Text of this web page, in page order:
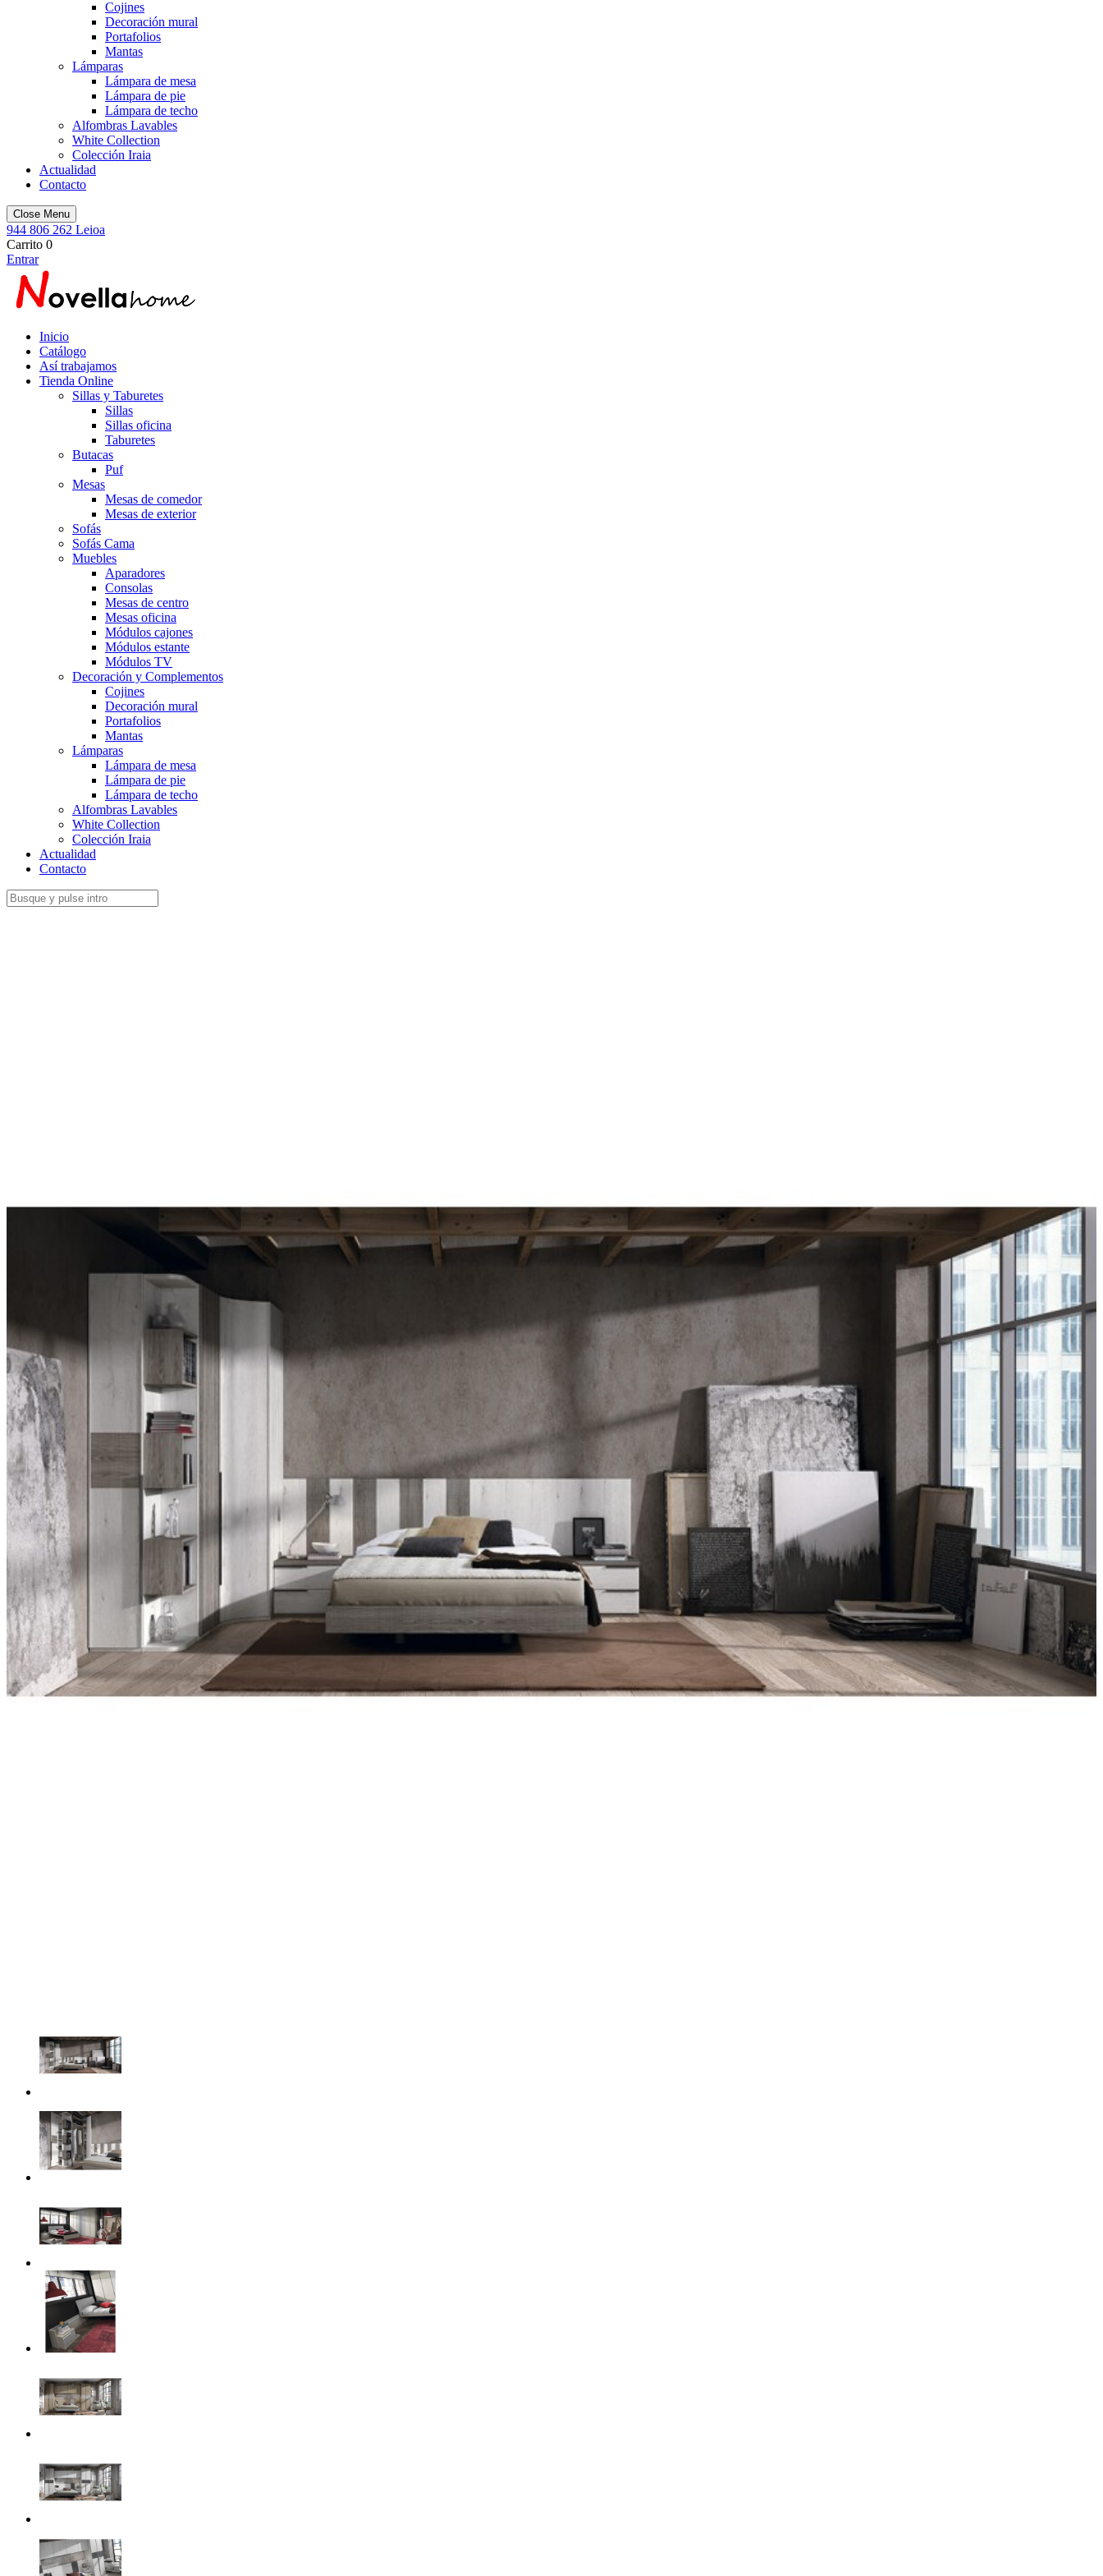
Cojines
Decoración mural
Portafolios
Mantas
Lámparas
Lámpara de mesa
Lámpara de pie
Lámpara de techo
Alfombras Lavables
White Collection
Colección Iraia
Actualidad
Contacto
Close Menu
944 806 262 Leioa
Carrito 0
Entrar
Inicio
Catálogo
Así trabajamos
Tienda Online
Sillas y Taburetes
Sillas
Sillas oficina
Taburetes
Butacas
Puf
Mesas
Mesas de comedor
Mesas de exterior
Sofás
Sofás Cama
Muebles
Aparadores
Consolas
Mesas de centro
Mesas oficina
Módulos cajones
Módulos estante
Módulos TV
Decoración y Complementos
Cojines
Decoración mural
Portafolios
Mantas
Lámparas
Lámpara de mesa
Lámpara de pie
Lámpara de techo
Alfombras Lavables
White Collection
Colección Iraia
Actualidad
Contacto